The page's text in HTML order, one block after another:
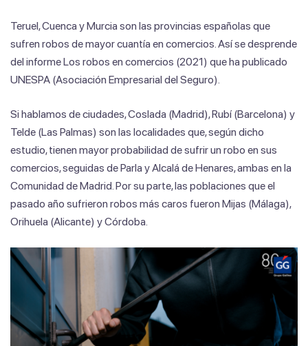
Teruel, Cuenca y Murcia son las provincias españolas que
sufren robos de mayor cuantía en comercios. Así se desprende
del informe Los robos en comercios (2021) que ha publicado
UNESPA (Asociación Empresarial del Seguro).
Si hablamos de ciudades, Coslada (Madrid), Rubí (Barcelona) y
Telde (Las Palmas) son las localidades que, según dicho
estudio, tienen mayor probabilidad de sufrir un robo en sus
comercios, seguidas de Parla y Alcalá de Henares, ambas en la
Comunidad de Madrid. Por su parte, las poblaciones que el
pasado año sufrieron robos más caros fueron Mijas (Málaga),
Orihuela (Alicante) y Córdoba.